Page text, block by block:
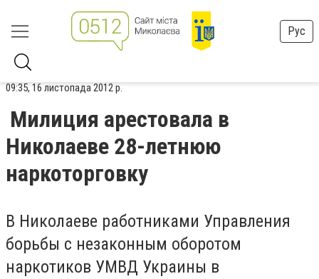
Рус
09:35, 16 листопада 2012 р.
Милиция арестовала в
Николаеве 28-летнюю
наркоторговку
В Николаеве работниками Управления
борьбы с незаконным оборотом
наркотиков УМВД Украины в